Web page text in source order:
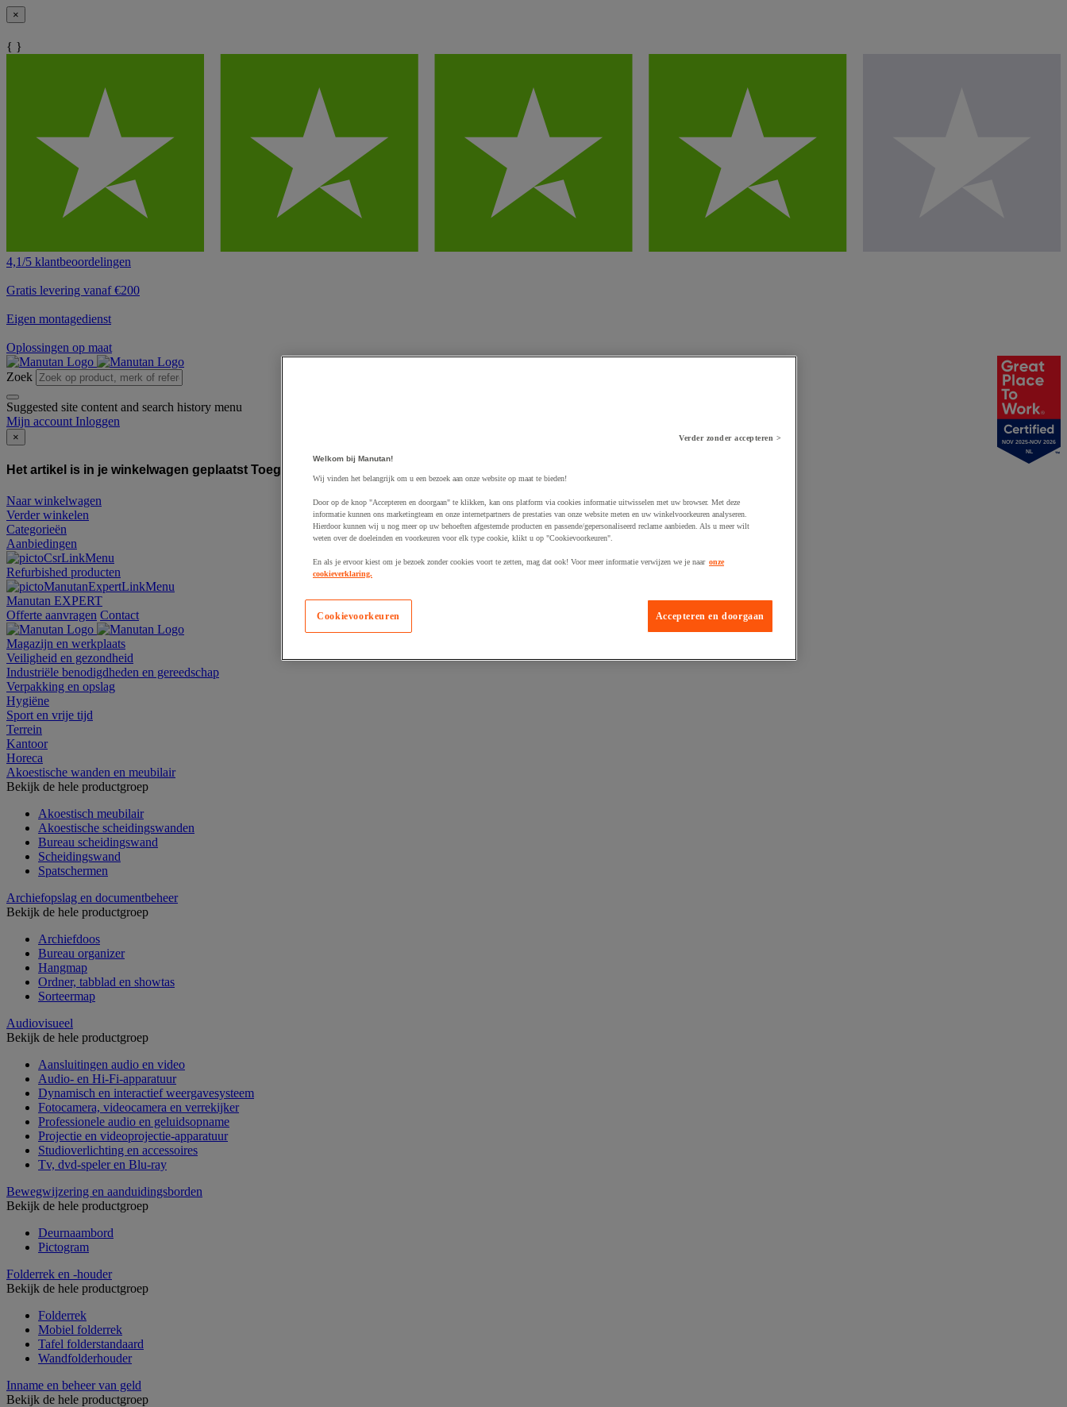
×
{ }
4,1/5 klantbeoordelingen
Gratis levering vanaf €200
Eigen montagedienst
Oplossingen op maat
Zoek
Suggested site content and search history menu
Mijn account Inloggen
×
Het artikel is in je winkelwagen geplaatst Toegevoegd aan winkelwagen
Naar winkelwagen
Verder winkelen
Categorieën
Aanbiedingen
Refurbished producten
Manutan EXPERT
Offerte aanvragen Contact
Magazijn en werkplaats
Veiligheid en gezondheid
Industriële benodigdheden en gereedschap
Verpakking en opslag
Hygiëne
Sport en vrije tijd
Terrein
Kantoor
Horeca
Akoestische wanden en meubilair
Bekijk de hele productgroep
Akoestisch meubilair
Akoestische scheidingswanden
Bureau scheidingswand
Scheidingswand
Spatschermen
Archiefopslag en documentbeheer
Bekijk de hele productgroep
Archiefdoos
Bureau organizer
Hangmap
Ordner, tabblad en showtas
Sorteermap
Audiovisueel
Bekijk de hele productgroep
Aansluitingen audio en video
Audio- en Hi-Fi-apparatuur
Dynamisch en interactief weergavesysteem
Fotocamera, videocamera en verrekijker
Professionele audio en geluidsopname
Projectie en videoprojectie-apparatuur
Studioverlichting en accessoires
Tv, dvd-speler en Blu-ray
Bewegwijzering en aanduidingsborden
Bekijk de hele productgroep
Deurnaambord
Pictogram
Folderrek en -houder
Bekijk de hele productgroep
Folderrek
Mobiel folderrek
Tafel folderstandaard
Wandfolderhouder
Inname en beheer van geld
Bekijk de hele productgroep
NOV 2025-NOV 2026
NL
Verder zonder accepteren >
Welkom bij Manutan!
Wij vinden het belangrijk om u een bezoek aan onze website op maat te bieden!
Door op de knop "Accepteren en doorgaan" te klikken, kan ons platform via cookies informatie uitwisselen met uw browser. Met deze
informatie kunnen ons marketingteam en onze internetpartners de prestaties van onze website meten en uw winkelvoorkeuren analyseren.
Hierdoor kunnen wij u nog meer op uw behoeften afgestemde producten en passende/gepersonaliseerd reclame aanbieden. Als u meer wilt
weten over de doeleinden en voorkeuren voor elk type cookie, klikt u op "Cookievoorkeuren".
En als je ervoor kiest om je bezoek zonder cookies voort te zetten, mag dat ook! Voor meer informatie verwijzen we je naar onze
cookieverklaring.
Accepteren en doorgaan
Cookievoorkeuren